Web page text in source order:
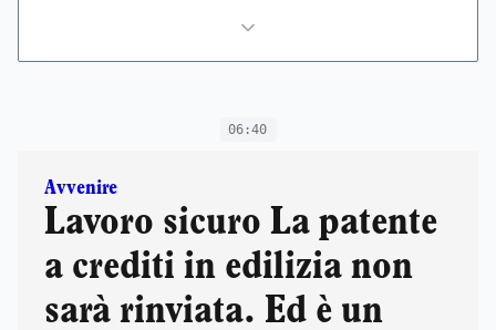
06:40
Avvenire
Lavoro sicuro La patente
a crediti in edilizia non
sarà rinviata. Ed è un